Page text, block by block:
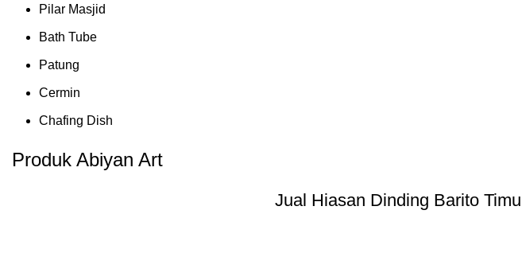
Pilar Masjid
Bath Tube
Patung
Cermin
Chafing Dish
Produk Abiyan Art
Jual Hiasan Dinding Barito